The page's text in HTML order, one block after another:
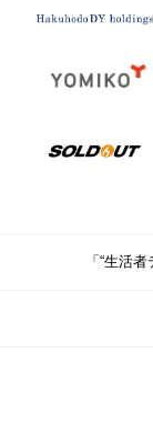
「“生活